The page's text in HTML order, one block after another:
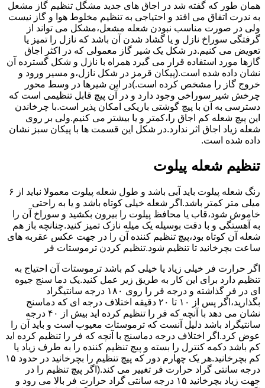
همان طور که گفته شد در اجاق های جدید مشگل تنظیم گاز مشعل
به ندرت اتفاق می افتد و احتیاجی به تنظیم مخلوط هوا و گاز نیست
ولی در صورت مناسب نبودن شعله مشعل،مشکل می تواند از
گرفتگی سوراخ نازل و یا گشاد شدن آن باشد که نازل را تمیز یا
تعویض می کنیم.در شکل یک شیر گاز معمولی که در اکثر اجاق
گازها مورد استفاده قرار می گیرد همراه با نازل و شکل گسترده آن
نشان داده شده است.(پیکان قرمز در شکل نازل،و مسیر ورود و
خروج گاز را مشخص کرده است.)در این شیرها در وسط محور
چرخش شیر سوراخی وجود دارد و در آن پیچ قابل تنظیمی است که
دسترسی به آن با پیچ گوشتی باریکی امکان پذیر است.با چرخاندن
این پیچ شعله کم اجاق را،کمتر و یا بیشتر می کنیم.ولی بر روی
شعله زیاد اجاق اثر ندارد.در شکل این قسمت ها با پیکان سبز نشان
داده شده است.
تنظیم شعله پیلوت
رنگ شعله پیلوت باید آبی باشد و طول شعله پیلوت معمولا نباید از ۶
میلی متر کمتر باشد.اگر شعله خیلی کوتاه باشد و یا به راحتی
خاموش شود،قاب یا محافظ پیلوت را بیرون بکشید و سوراخ آن را
به آهستگی و با دقت بوسیله یک میله نازک تمیز کنید.چنانچه باز هم
شعله آن کوتاه بود،پیچ تنظیم کننده آن را در جهت عکس عقربه های
ساعت بچرخانید تا تنظیم شود.تنظیم کردن ترموستات فر
اگر حرارت فر خیلی زیاد یا خیلی کم باشد ترموستات آن احتیاج به
تنظیم دارد برای این کار به طریق زیر عمل کنید.یک دما سنج جیوه
ای در فر گذاشته و درجه فر را روی ۱۸۰ درجه سانتیگراد
بگذارید،اگر پس از ۱۰ تا ۲۰ دقیقه اختلاف درجه ای که دماسنج
نشان می دهد با آنچه که فر را تنظیم کرده اید بیش از ۴۰ درجه
سانتیگراد باشد دلیل آنست که ترموستات معیوب است و باید آن را
عوض کرد.اگر اختلاف درجه دماسنج با آنچه که فر را تنظیم کرده اید
کم باشد دکمه کنترل را بسته و پیچ تنظیم کننده را به طرف زیاد یا
کم بچرخانید.هر یک چهارم دور که پیچ تنظیم را بچرخانید در حدود ۱۵
درجه سانتی گراد حرارت فر تغییر می کند.(اگر پیچ تنظیم را در
جهت زیاد بچرخانید ۱۵ درجه سانتی گراد حرارت فر بالا می رود و